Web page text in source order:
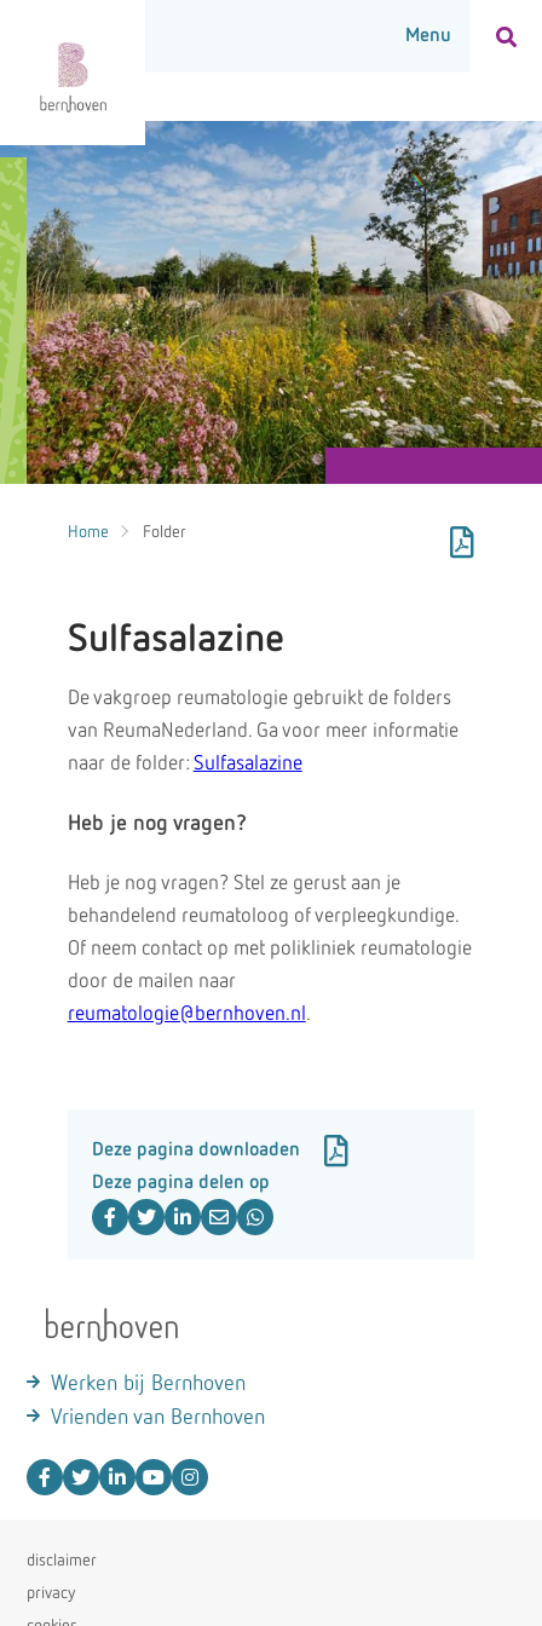
Home Folder
Sulfasalazine
De vakgroep reumatologie gebruikt de folders
van ReumaNederland. Ga voor meer informatie
naar de folder: Sulfasalazine
Heb je nog vragen?
Heb je nog vragen? Stel ze gerust aan je
behandelend reumatoloog of verpleegkundige.
Of neem contact op met polikliniek reumatologie
door de mailen naar
reumatologie@bernhoven.nl .
Deze pagina downloaden
Deze pagina delen op
Werken bij Bernhoven
Vrienden van Bernhoven
disclaimer
privacy